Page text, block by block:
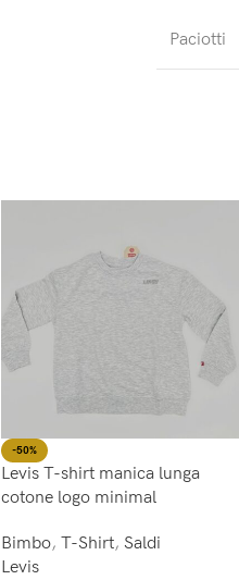
Paciotti
-50%
Levis T-shirt manica lunga
cotone logo minimal
Bimbo, T-Shirt, Saldi
Levis